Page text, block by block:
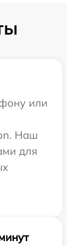
или
Наш
для